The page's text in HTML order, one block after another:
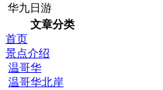
华九日游
文章分类
首页
景点介绍
温哥华
温哥华北岸